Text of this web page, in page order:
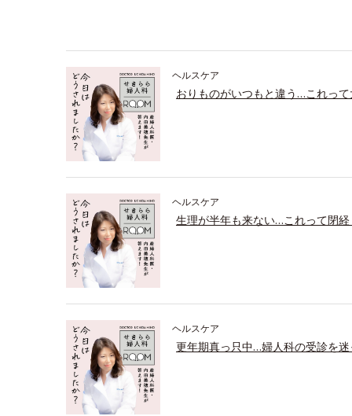
ヘルスケア
おりものがいつもと違う…これっ
ヘルスケア
生理が半年も来ない…これって閉経
ヘルスケア
更年期真っ只中…婦人科の受診を